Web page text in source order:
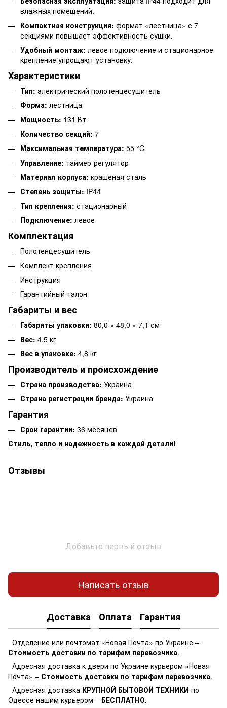
влажных помещений.
Компактная конструкция: формат «лестница» с 7
секциями повышает эффективность сушки.
Удобный монтаж: левое подключение и стационарное
крепление упрощают установку.
Характеристики
Тип: электрический полотенцесушитель
Форма: лестница
Мощность: 131 Вт
Количество секций: 7
Максимальная температура: 55 °C
Управление: таймер-регулятор
Материал корпуса: крашеная сталь
Степень защиты: IP44
Тип крепления: стационарный
Подключение: левое
Комплектация
Полотенцесушитель
Комплект крепления
Инструкция
Гарантийный талон
Габариты и вес
Габариты упаковки: 80,0 × 48,0 × 7,1 см
Вес: 4,5 кг
Вес в упаковке: 4,8 кг
Производитель и происхождение
Страна производства: Украина
Страна регистрации бренда: Украина
Гарантия
Срок гарантии: 36 месяцев
Стиль, тепло и надежность в каждой детали!
Отзывы
Добавьте первый отзыв
Написать отзыв
Доставка Оплата Гарантия
Отделение или почтомат «Новая Почта» по Украине –
Стоимость доставки по тарифам перевозчика.
Адресная доставка к двери по Украине курьером «Новая
Почта» – Стоимость доставки по тарифам перевозчика.
Адресная доставка КРУПНОЙ БЫТОВОЙ ТЕХНИКИ по
Одессе нашим курьером – БЕСПЛАТНО.